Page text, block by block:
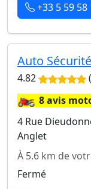
+33 5 59 58
Auto
4.82
🏍️8 avis
4 Rue
Anglet
À 5.6 km de
Fermé